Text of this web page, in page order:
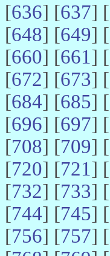
[636] [637] [
[648] [649] [
[660] [661] [
[672] [673] [
[684] [685] [
[696] [697] [
[708] [709] [
[720] [721] [
[732] [733] [
[744] [745] [
[756] [757] [